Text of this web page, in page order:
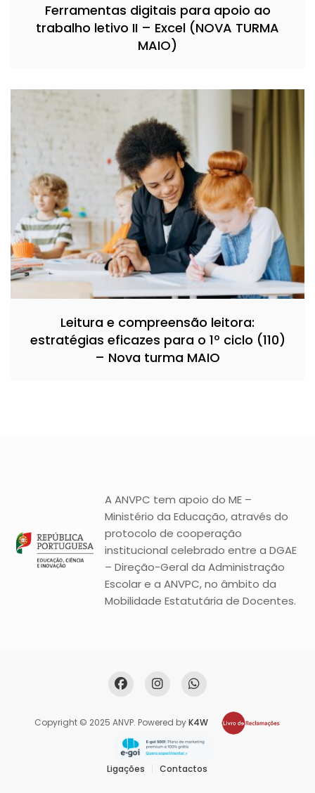
Ferramentas digitais para apoio ao
trabalho letivo II – Excel (NOVA TURMA
MAIO)
Leitura e compreensão leitora:
estratégias eficazes para o 1º ciclo (110)
– Nova turma MAIO
A ANVPC tem apoio do ME –
Ministério da Educação, através do
protocolo de cooperação
institucional celebrado entre a DGAE
– Direção-Geral da Administração
Escolar e a ANVPC, no âmbito da
Mobilidade Estatutária de Docentes.
Copyright © 2025 ANVP. Powered byK4W
Ligações Contactos